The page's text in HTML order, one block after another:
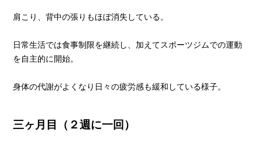
肩こり、背中の張りもほぼ消失している。
日常生活では食事制限を継続し、加えてスポーツジムでの運動
を自主的に開始。
身体の代謝がよくなり日々の疲労感も緩和している様子。
三ヶ月目（２週に一回）